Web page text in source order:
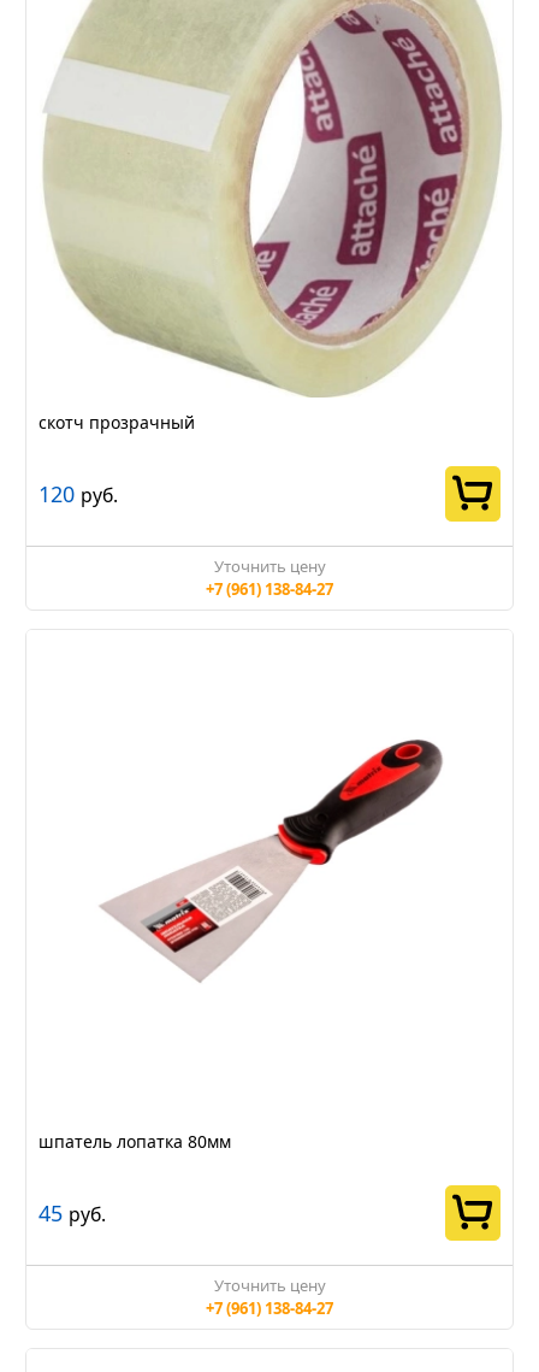
скотч прозрачный
120 руб.
Уточнить цену
+7 (961) 138-84-27
шпатель лопатка 80мм
45 руб.
Уточнить цену
+7 (961) 138-84-27